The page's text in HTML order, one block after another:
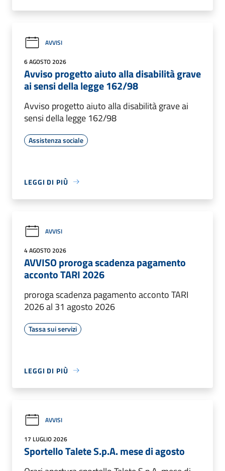
AVVISI
6 AGOSTO 2026
Avviso progetto aiuto alla disabilità grave
ai sensi della legge 162/98
Avviso progetto aiuto alla disabilità grave ai
sensi della legge 162/98
Assistenza sociale
LEGGI DI PIÙ
AVVISI
4 AGOSTO 2026
AVVISO proroga scadenza pagamento
acconto TARI 2026
proroga scadenza pagamento acconto TARI
2026 al 31 agosto 2026
Tassa sui servizi
LEGGI DI PIÙ
AVVISI
17 LUGLIO 2026
Sportello Talete S.p.A. mese di agosto